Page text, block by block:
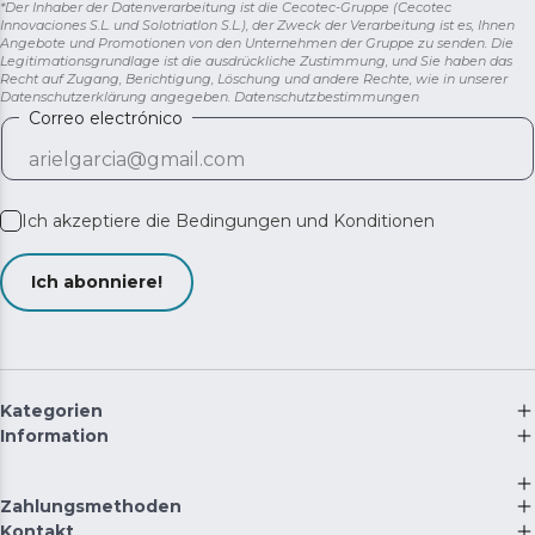
*Der Inhaber der Datenverarbeitung ist die Cecotec-Gruppe (Cecotec
Innovaciones S.L. und Solotriatlon S.L.), der Zweck der Verarbeitung ist es, Ihnen
Angebote und Promotionen von den Unternehmen der Gruppe zu senden. Die
Legitimationsgrundlage ist die ausdrückliche Zustimmung, und Sie haben das
Recht auf Zugang, Berichtigung, Löschung und andere Rechte, wie in unserer
Datenschutzerklärung angegeben. Datenschutzbestimmungen
Correo electrónico
Ich akzeptiere die Bedingungen und Konditionen
Ich abonniere!
Kategorien
Information
Zahlungsmethoden